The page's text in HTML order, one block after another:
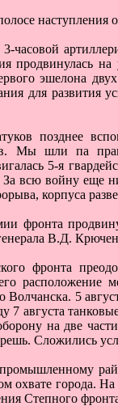
часовой
продвинулась
эшелона
для развития
позднее
Мы шли па
5-я
За всю войну еще
корпуса
фронта
В.Д.
фронта
расположение
Волчанска. 5
августа
на две
Сложились
охвате города.
Степного